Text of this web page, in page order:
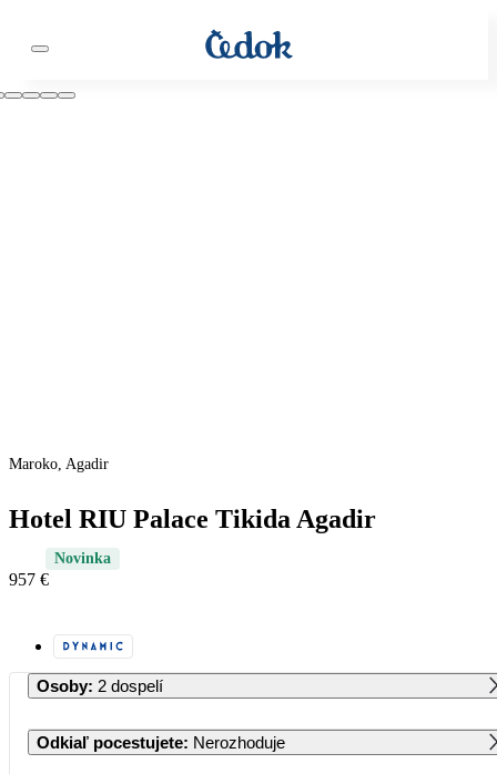
Maroko, Agadir
Hotel RIU Palace Tikida Agadir
Novinka
957 €
Osoby: 2 dospelí
Odkiaľ pocestujete: Nerozhoduje